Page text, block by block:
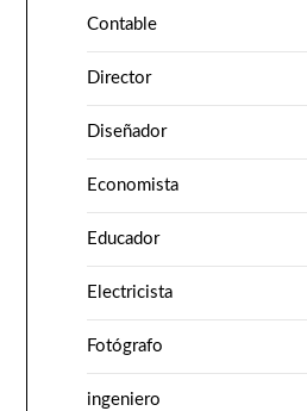
Contable
Director
Diseñador
Economista
Educador
Electricista
Fotógrafo
ingeniero